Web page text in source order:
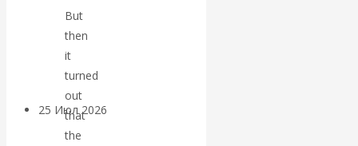
Америка
покинуть НАТО?
25 Июл 2026
интервью и беседы
But
then
it
turned
out
that
the